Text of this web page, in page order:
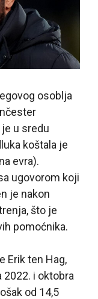
osoblja
u sredu
koštala je
evra).
ugovorom koji
je nakon
što je
pomoćnika.
Erik ten Hag,
i oktobra
od 14,5